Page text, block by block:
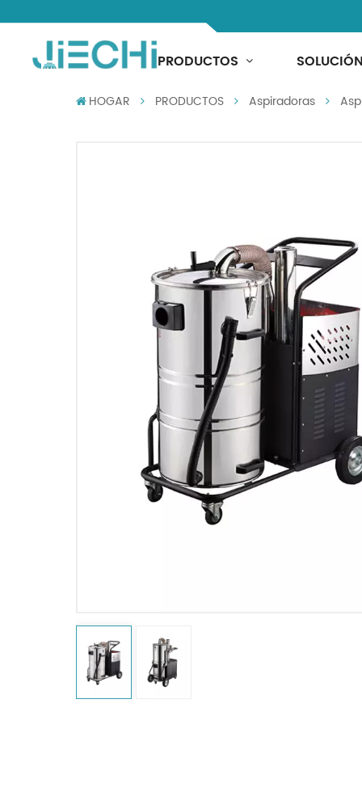
PRODUCTOS SOLUCIÓN
HOGAR PRODUCTOS Aspiradoras